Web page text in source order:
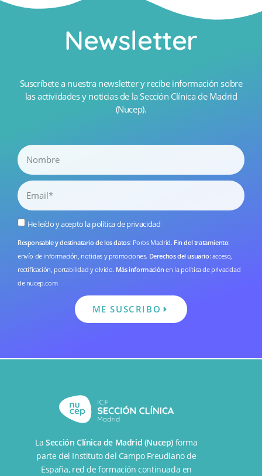
Newsletter
Suscríbete a nuestra newsletter y recibe información sobre
las actividades y noticias de la Sección Clínica de Madrid
(Nucep).
He leído y acepto lapolítica de privacidad
Responsable y destinatario de los datos: Poros Madrid. Fin del tratamiento:
envío de información, noticias y promociones. Derechos del usuario: acceso,
rectificación, portabilidad y olvido. Más información en la política de privacidad
de nucep.com
ME SUSCRIBO
LaSección Clínica de Madrid (Nucep) forma
parte del Instituto del Campo Freudiano de
España, red de formación continuada en